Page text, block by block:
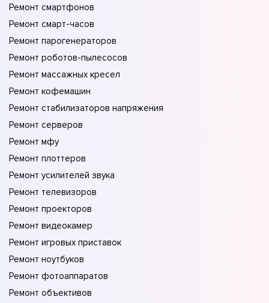
Ремонт смартфонов
Ремонт смарт-часов
Ремонт парогенераторов
Ремонт роботов-пылесосов
Ремонт массажных кресел
Ремонт кофемашин
Ремонт стабилизаторов напряжения
Ремонт серверов
Ремонт мфу
Ремонт плоттеров
Ремонт усилителей звука
Ремонт телевизоров
Ремонт проекторов
Ремонт видеокамер
Ремонт игровых приставок
Ремонт ноутбуков
Ремонт фотоаппаратов
Ремонт объективов